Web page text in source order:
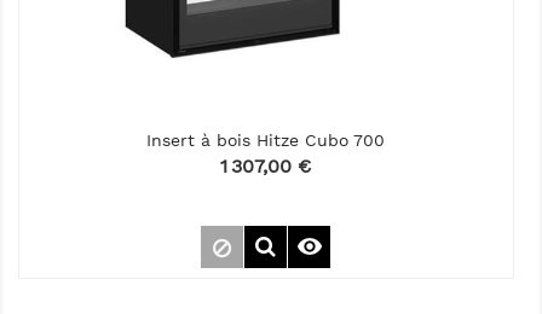
Insert à bois Hitze Cubo 700
Prix
1 307,00 €
